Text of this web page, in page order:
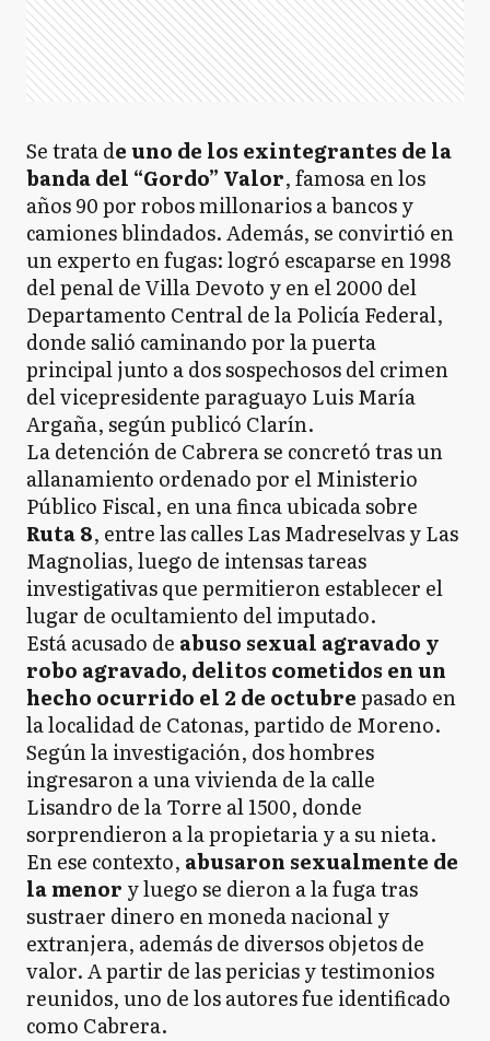
Se trata de uno de los exintegrantes de la
banda del “Gordo” Valor, famosa en los
años 90 por robos millonarios a bancos y
camiones blindados. Además, se convirtió en
un experto en fugas: logró escaparse en 1998
del penal de Villa Devoto y en el 2000 del
Departamento Central de la Policía Federal,
donde salió caminando por la puerta
principal junto a dos sospechosos del crimen
del vicepresidente paraguayo Luis María
Argaña, según publicó Clarín.
La detención de Cabrera se concretó tras un
allanamiento ordenado por el Ministerio
Público Fiscal, en una finca ubicada sobre
Ruta 8, entre las calles Las Madreselvas y Las
Magnolias, luego de intensas tareas
investigativas que permitieron establecer el
lugar de ocultamiento del imputado.
Está acusado de abuso sexual agravado y
robo agravado, delitos cometidos en un
hecho ocurrido el 2 de octubrepasado en
la localidad de Catonas, partido de Moreno.
Según la investigación, dos hombres
ingresaron a una vivienda de la calle
Lisandro de la Torre al 1500, donde
sorprendieron a la propietaria y a su nieta.
En ese contexto, abusaron sexualmente de
la menor y luego se dieron a la fuga tras
sustraer dinero en moneda nacional y
extranjera, además de diversos objetos de
valor. A partir de las pericias y testimonios
reunidos, uno de los autores fue identificado
como Cabrera.